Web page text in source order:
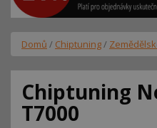
Domů / Chiptuning/
Chiptuning
T7000